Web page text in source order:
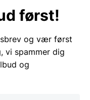
først!
og vær først
vi spammer dig
og